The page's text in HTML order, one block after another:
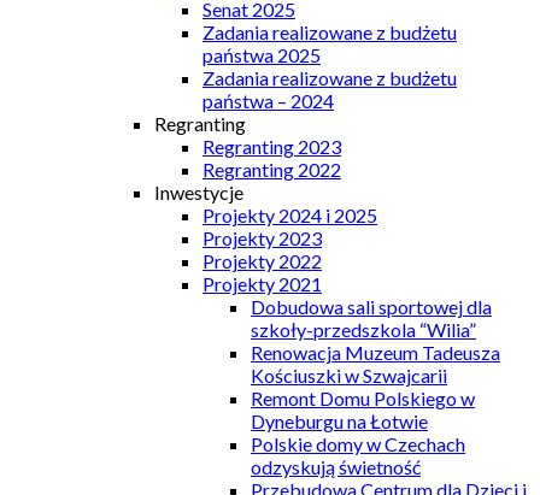
Senat 2025
Zadania realizowane z budżetu
państwa 2025
Zadania realizowane z budżetu
państwa – 2024
Regranting
Regranting 2023
Regranting 2022
Inwestycje
Projekty 2024 i 2025
Projekty 2023
Projekty 2022
Projekty 2021
Dobudowa sali sportowej dla
szkoły-przedszkola “Wilia”
Renowacja Muzeum Tadeusza
Kościuszki w Szwajcarii
Remont Domu Polskiego w
Dyneburgu na Łotwie
Polskie domy w Czechach
odzyskują świetność
Przebudowa Centrum dla Dzieci i